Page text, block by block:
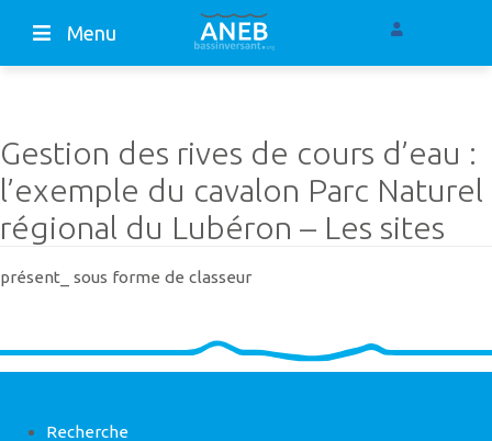
Menu
Gestion des rives de cours d’eau :
l’exemple du cavalon Parc Naturel
régional du Lubéron – Les sites
présent_ sous forme de classeur
Recherche